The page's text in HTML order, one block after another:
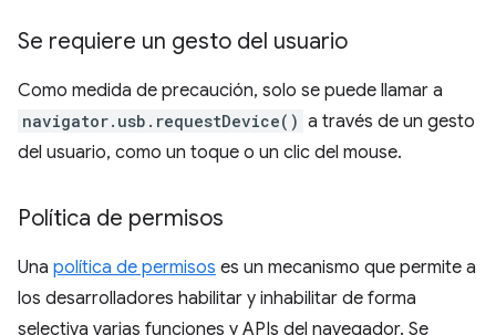
Se requiere un gesto del usuario
Como medida de precaución, solo se puede llamar a
navigator.usb.requestDevice() a través de un gesto
del usuario, como un toque o un clic del mouse.
Política de permisos
Una política de permisos es un mecanismo que permite a
los desarrolladores habilitar y inhabilitar de forma
selectiva varias funciones y APIs del navegador. Se